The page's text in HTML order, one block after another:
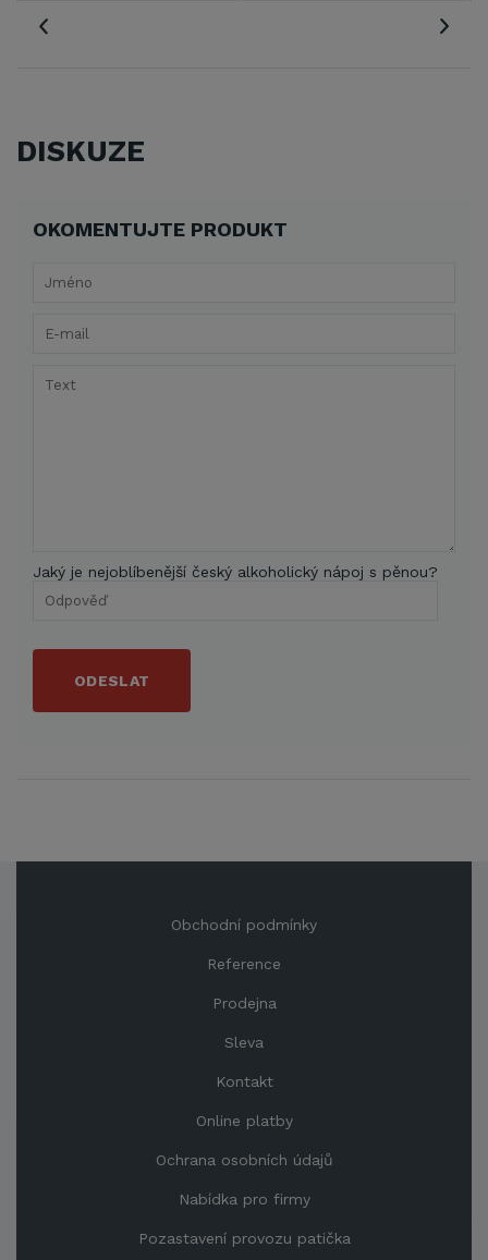
DISKUZE
OKOMENTUJTE PRODUKT
Jaký je nejoblíbenější český alkoholický nápoj s pěnou?
ODESLAT
Obchodní podmínky
Reference
Prodejna
Sleva
Kontakt
Online platby
Ochrana osobních údajů
Nabídka pro firmy
Pozastavení provozu patička